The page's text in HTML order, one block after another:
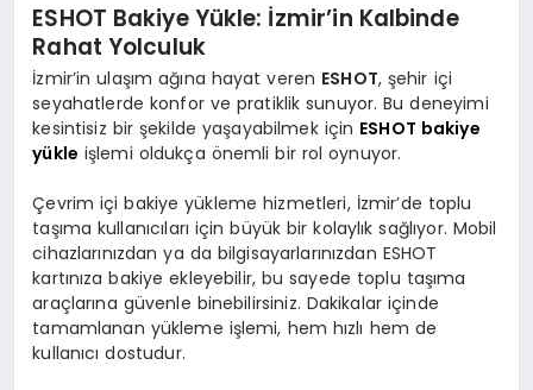
EĞITIM
ESHOT Bakiye Yükle: İzmir’in Kalbinde
Rahat Yolculuk
İzmir’in ulaşım ağına hayat veren ESHOT, şehir içi
seyahatlerde konfor ve pratiklik sunuyor. Bu deneyimi
kesintisiz bir şekilde yaşayabilmek için ESHOT bakiye
yükle işlemi oldukça önemli bir rol oynuyor.
Çevrim içi bakiye yükleme hizmetleri, İzmir’de toplu
taşıma kullanıcıları için büyük bir kolaylık sağlıyor. Mobil
cihazlarınızdan ya da bilgisayarlarınızdan ESHOT
kartınıza bakiye ekleyebilir, bu sayede toplu taşıma
araçlarına güvenle binebilirsiniz. Dakikalar içinde
tamamlanan yükleme işlemi, hem hızlı hem de
kullanıcı dostudur.